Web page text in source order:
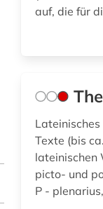
auf, die für
Texte (bis
lateinischen
picto- und
P -